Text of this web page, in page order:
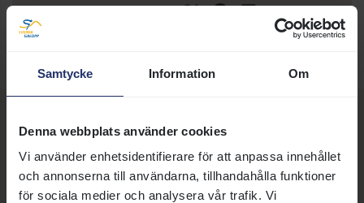
Samtycke Information Om
Denna webbplats använder cookies
Vi använder enhetsidentifierare för att anpassa innehållet
och annonserna till användarna, tillhandahålla funktioner
för sociala medier och analysera vår trafik. Vi
Fler nyheter, artiklar och
annonser